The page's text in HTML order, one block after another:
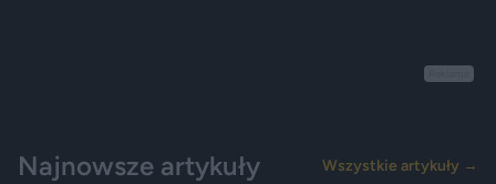
Najnowsze artykuły Wszystkie artykuły →